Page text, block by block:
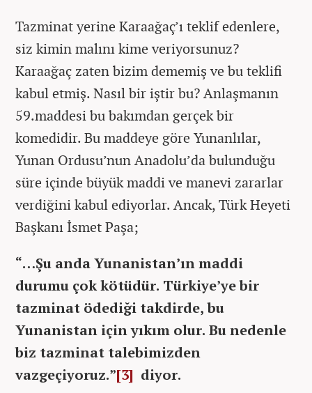
Tazminat yerine Karaağaç’ı teklif edenlere,
siz kimin malını kime veriyorsunuz?
Karaağaç zaten bizim dememiş ve bu teklifi
kabul etmiş. Nasıl bir iştir bu? Anlaşmanın
59.maddesi bu bakımdan gerçek bir
komedidir. Bu maddeye göre Yunanlılar,
Yunan Ordusu’nun Anadolu’da bulunduğu
süre içinde büyük maddi ve manevi zararlar
verdiğini kabul ediyorlar. Ancak, Türk Heyeti
Başkanı İsmet Paşa;
“…Şu anda Yunanistan’ın maddi
durumu çok kötüdür. Türkiye’ye bir
tazminat ödediği takdirde, bu
Yunanistan için yıkım olur. Bu nedenle
biz tazminat talebimizden
vazgeçiyoruz.”[3] diyor.